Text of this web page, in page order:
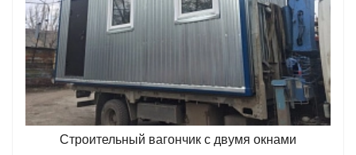
Строительный вагончик с двумя окнами